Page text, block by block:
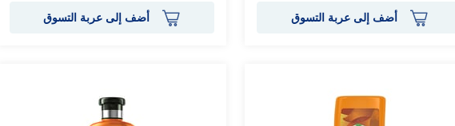
أضف إلى عربة التسوق أضف إلى عربة التسوق